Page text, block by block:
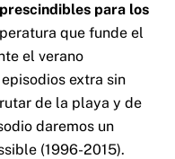
para los
que funde el
el verano
extra sin
de la playa y de
daremos un
(1996-2015).